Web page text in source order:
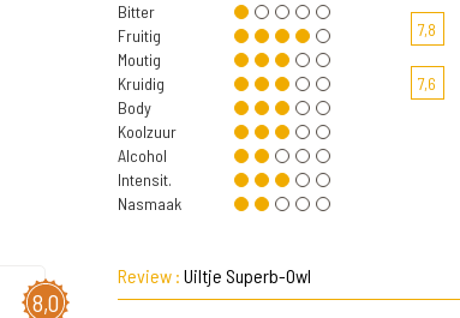
Bitter
Fruitig
Moutig
Kruidig
Body
Koolzuur
Alcohol
Intensit.
Nasmaak
7,8
7,6
8,0
Review : Uiltje Superb-Owl